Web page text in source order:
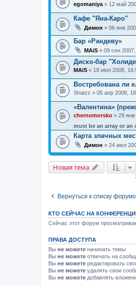
egomaniya » 12 май
Кафе "Яна-Каро"
Димон » 06 янв
Бар «Рандеву»
MAiS » 09 сен 2007,
Диско-бар
MAiS » 18 июл 2008,
Востребована ли
Shatzz » 05 апр 2008,
«Валентина»
chernomorsko » 29 янв
must be an array or
Карта злачных
Димон » 24 июл
Новая тема
Вернуться к списку
КТО СЕЙЧАС НА
Сейчас этот форум
ПРАВА ДОСТУПА
Вы не можете начинать темы
Вы не можете отвечать на
Вы не можете редактировать
Вы не можете удалять свои
Вы не можете добавлять